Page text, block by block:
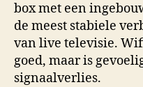
box met een
de meest stabiele
van live televisie.
goed, maar is
signaalverlies.